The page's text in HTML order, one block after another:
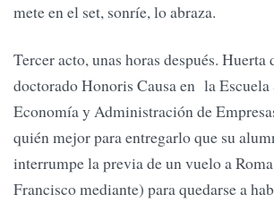
mete en el set, sonríe, lo abraza.
Tercer acto, unas horas después. Huerta
doctorado Honoris Causa en la Escuela
Economía y Administración de
quién mejor para entregarlo que su
interrumpe la previa de un vuelo a
Francisco mediante) para quedarse a